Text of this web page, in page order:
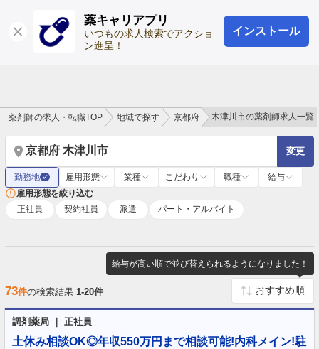
薬キャリアプリ
いつもの求人検索でアクショ
ン進呈！
インストール
ログイン 会員登録
薬剤師の求人・転職TOP 地域で探す 京都府 木津川市の薬剤師求人一覧
京都府 木津川市 変更
勤務地 ✓ 雇用形態 業種 こだわり 職種
給与
雇用形態を絞り込む
正社員
契約社員 派遣 パート・アルバイト
給与が高い順で並び替えられるようになりました！
73件の検索結果 1-20件
調剤薬局 ｜ 正社員
土休み相談OK◎年収550万円まで相談可能!内科メイン!駐